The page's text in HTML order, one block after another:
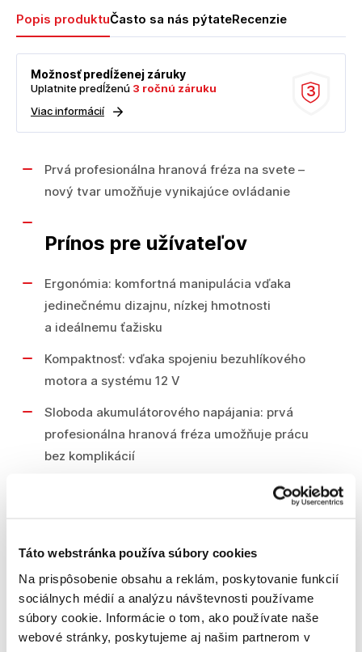
Táto webstránka používa súbory cookies
Na prispôsobenie obsahu a reklám, poskytovanie funkcií
sociálnych médií a analýzu návštevnosti používame
súbory cookie. Informácie o tom, ako používate naše
webové stránky, poskytujeme aj našim partnerom v
Popis produktuČasto sa nás pýtateRecenzie
3
Možnosť predĺženej záruky
Uplatnite predĺženú 3 ročnú záruku
Viac informácií
Prvá profesionálna hranová fréza na svete –
nový tvar umožňuje vynikajúce ovládanie
Prínos pre užívateľov
Ergonómia: komfortná manipulácia vďaka
jedinečnému dizajnu, nízkej hmotnosti
a ideálnemu ťažisku
Kompaktnosť: vďaka spojeniu bezuhlíkového
motora a systému 12 V
Sloboda akumulátorového napájania: prvá
profesionálna hranová fréza umožňuje prácu
bez komplikácií
Napätie akumulátora 12 V
Hmotnosť bez akumulátora 1.1 kg
Čas nabíjania (80 %/100 %) pribl. 36/50 min
[3,0 Ah]